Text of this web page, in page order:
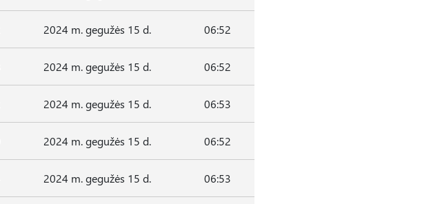
2024 m. gegužės 15 d. 06:52
2024 m. gegužės 15 d. 06:52
2024 m. gegužės 15 d. 06:53
2024 m. gegužės 15 d. 06:52
2024 m. gegužės 15 d. 06:53